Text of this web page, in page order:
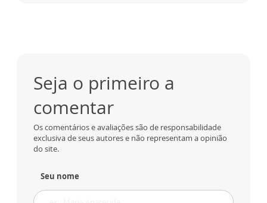
Seja o primeiro a
comentar
Os comentários e avaliações são de responsabilidade
exclusiva de seus autores e não representam a opinião
do site.
Seu nome